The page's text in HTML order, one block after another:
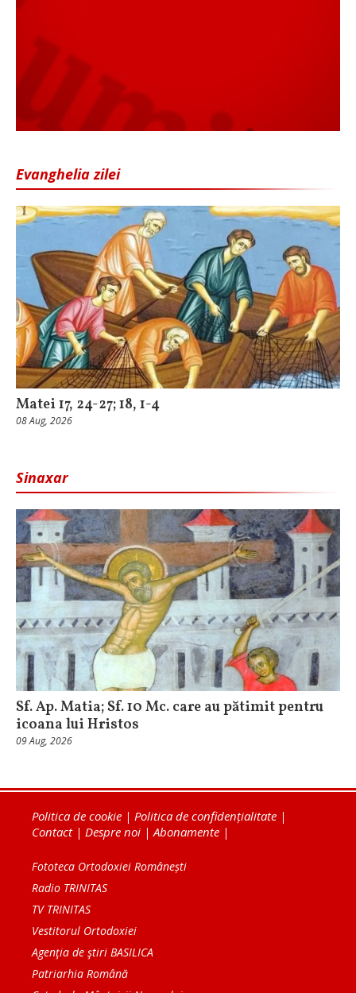
Evanghelia zilei
Matei 17, 24-27; 18, 1-4
08 Aug, 2026
Sinaxar
Sf. Ap. Matia; Sf. 10 Mc. care au pătimit pentru
icoana lui Hristos
09 Aug, 2026
Politica de cookie | Politica de confidențialitate |
Contact| Despre noi |Abonamente |
Fototeca Ortodoxiei Românești
Radio TRINITAS
TV TRINITAS
Vestitorul Ortodoxiei
Agenţia de ştiri BASILICA
Patriarhia Română